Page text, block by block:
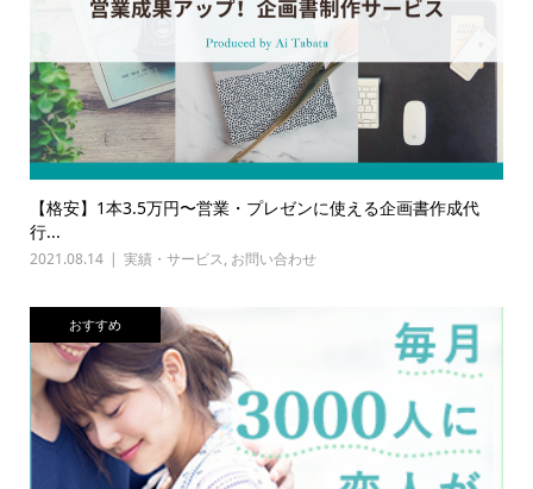
【格安】1本3.5万円〜営業・プレゼンに使える企画書作成代
行...
2021.08.14 実績・サービス, お問い合わせ
おすすめ